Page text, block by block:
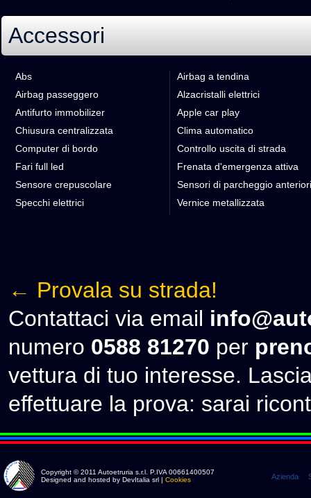
Accessori
Abs
Airbag a tendina
Airbag passeggero
Alzacristalli elettrici
Antifurto immobilizer
Apple car play
Chiusura centralizzata
Clima automatico
Computer di bordo
Controllo uscita di strada
Fari full led
Frenata d'emergenza attiva
Sensore crepuscolare
Sensori di parcheggio
Specchi elettrici
Vernice metallizzata
← Provala su strada!
Contattaci via email
numero 0588 81270 per
vettura di tuo interesse.
effettuare la prova: sarai
Copyright © 2011 Autoetruria s.r.l. P.IVA 00661400507
Designed and hosted by DevItalia srl | Cookies Azienda